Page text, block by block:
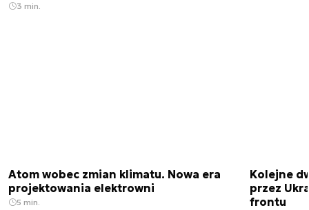
3 min.
Atom wobec zmian klimatu. Nowa era
projektowania elektrowni
5 min.
Kolejne
przez
frontu